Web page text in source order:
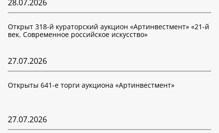
28.07.2026
Открыт 318-й кураторский аукцион «Артинвестмент» «21-й
век. Современное российское искусство»
27.07.2026
Открыты 641-е торги аукциона «Артинвестмент»
27.07.2026